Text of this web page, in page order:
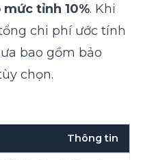
tỉnh 10%. Khi
chi phí ước tính
bao gồm bảo
chọn.
Thông tin